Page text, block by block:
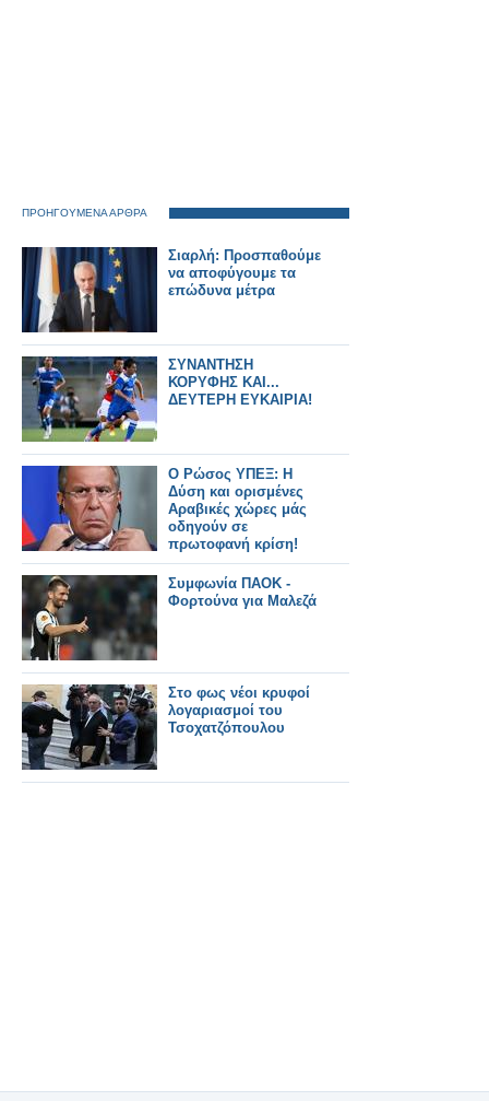
ΠΡΟΗΓΟΥΜΕΝΑ ΑΡΘΡΑ
Σιαρλή: Προσπαθούμε
να αποφύγουμε τα
επώδυνα μέτρα
ΣΥΝΑΝΤΗΣΗ
ΚΟΡΥΦΗΣ ΚΑΙ...
ΔΕΥΤΕΡΗ ΕΥΚΑΙΡΙΑ!
Ο Ρώσος ΥΠΕΞ: Η
Δύση και ορισμένες
Αραβικές χώρες μάς
οδηγούν σε
πρωτοφανή κρίση!
Συμφωνία ΠΑΟΚ -
Φορτούνα για Μαλεζά
Στο φως νέοι κρυφοί
λογαριασμοί του
Τσοχατζόπουλου